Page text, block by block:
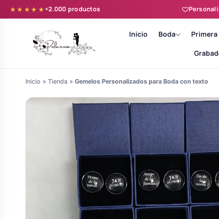
★★★★★+2.000 productos
Inicio Boda
novia y zapatillas
personalizadas
Árboles de Huellas para Primera
Batas de comunión personalizadas
para niña
Inicio » Tienda » Gemelos Personalizados para Boda con texto